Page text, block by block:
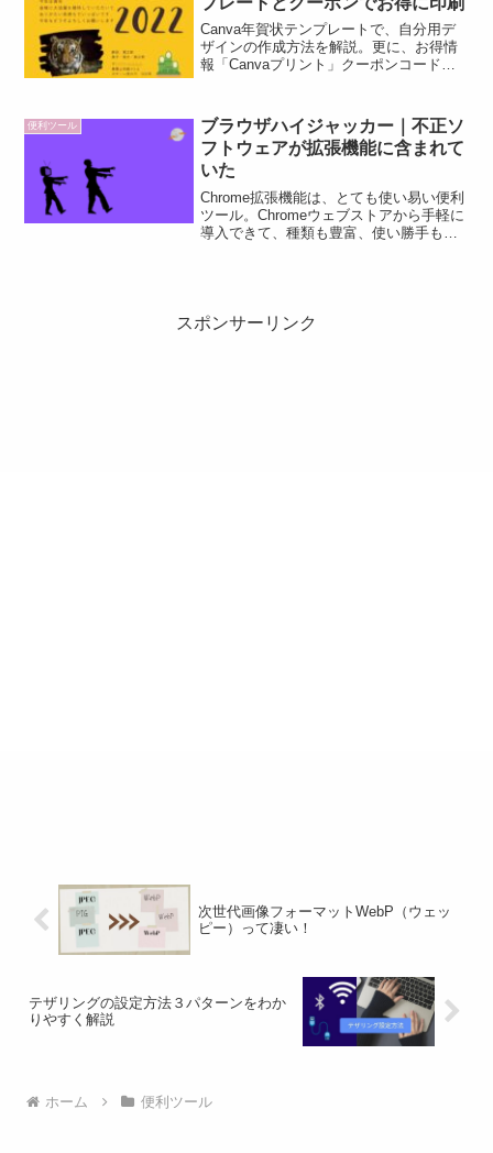
Canva年賀状テンプレートで、自分用デ
ザインの作成方法を解説。更に、お得情
報「Canvaプリント」クーポンコードを
したよ！
便利ツール
ブラウザハイジャッカー｜不正ソ
フトウェアが拡張機能に含まれて
いた
Chrome拡張機能は、とても使い易い便利
ツール。Chromeウェブストアから手軽に
導入できて、種類も豊富、使い勝手も良
スポンサーリンク
次世代画像フォーマットWebP（ウェッ
ピー）って凄い！
テザリングの設定方法３パターンをわか
りやすく解説
ホーム 便利ツール